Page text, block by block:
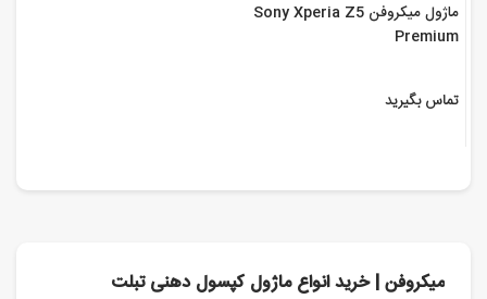
ماژول میکروفن Sony Xperia Z5
Premium
تماس بگیرید
میکروفن | خرید انواع ماژول کپسول دهنی تبلت